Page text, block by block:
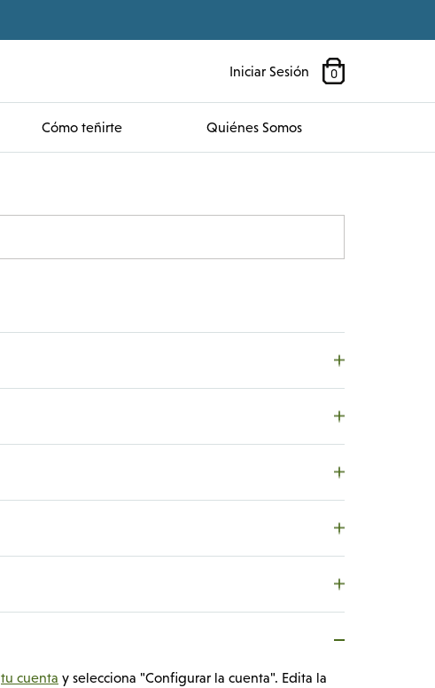
Iniciar Sesión 0
Cómo teñirte Quiénes Somos
tu cuenta y selecciona "Configurar la cuenta". Edita la